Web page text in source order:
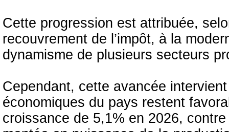
Cette progression est attribuée,
recouvrement de l’impôt, à la
dynamisme de plusieurs secteurs
Cependant, cette avancée
économiques du pays restent
croissance de 5,1% en 2026,